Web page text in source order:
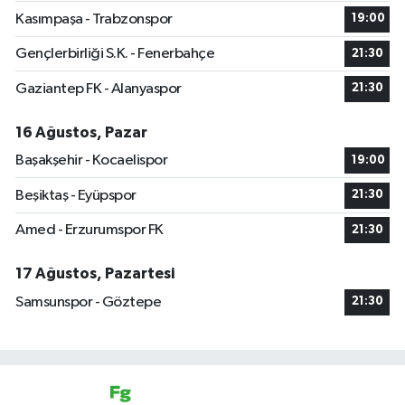
Kasımpaşa - Trabzonspor 19:00
Gençlerbirliği S.K. - Fenerbahçe 21:30
Gaziantep FK - Alanyaspor 21:30
16 Ağustos, Pazar
Başakşehir - Kocaelispor
19:00
Beşiktaş - Eyüpspor 21:30
Amed - Erzurumspor FK 21:30
17 Ağustos, Pazartesi
Samsunspor - Göztepe
21:30